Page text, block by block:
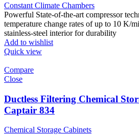
Constant Climate Chambers
Powerful State-of-the-art compressor
temperature change rates of up to 10 K/
stainless-steel interior for durability
Add to wishlist
Quick view
Compare
Close
Ductless Filtering Chemical
Captair 834
Chemical Storage Cabinets